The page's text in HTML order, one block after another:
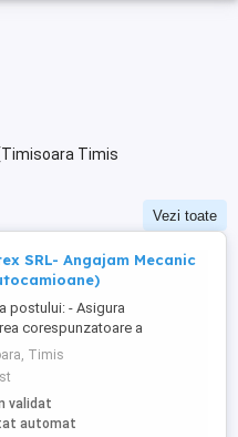
Timis
Vezi toate
SRL- Angajam Mecanic
postului: - Asigura
corespunzatoare a
de transport ale unitatii; -
de transport înainte de
cursa; - Urmareste starea
de transport si
direct la sesizarea unor
Timis
validat
automat